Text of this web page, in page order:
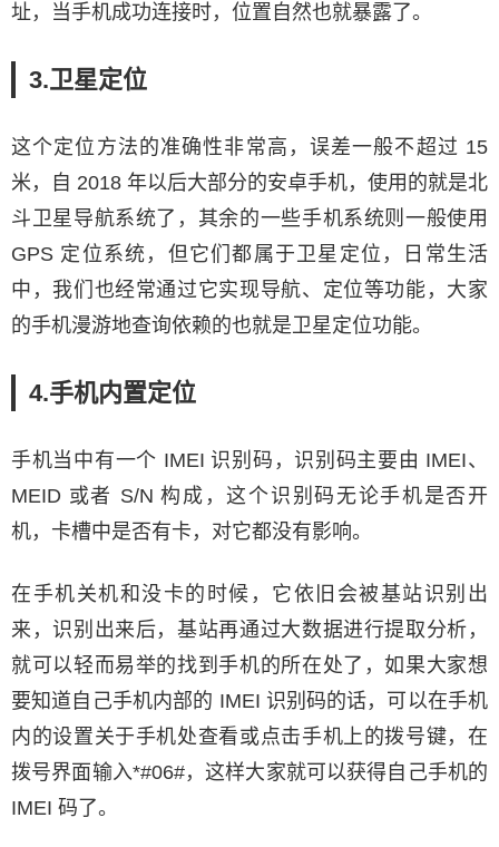
址，当手机成功连接时，位置自然也就暴露了。
3.卫星定位
这个定位方法的准确性非常高，误差一般不超过 15
米，自 2018 年以后大部分的安卓手机，使用的就是北
斗卫星导航系统了，其余的一些手机系统则一般使用
GPS 定位系统，但它们都属于卫星定位，日常生活
中，我们也经常通过它实现导航、定位等功能，大家
的手机漫游地查询依赖的也就是卫星定位功能。
4.手机内置定位
手机当中有一个 IMEI 识别码，识别码主要由 IMEI、
MEID 或者 S/N 构成，这个识别码无论手机是否开
机，卡槽中是否有卡，对它都没有影响。
在手机关机和没卡的时候，它依旧会被基站识别出
来，识别出来后，基站再通过大数据进行提取分析，
就可以轻而易举的找到手机的所在处了，如果大家想
要知道自己手机内部的 IMEI 识别码的话，可以在手机
内的设置关于手机处查看或点击手机上的拨号键，在
拨号界面输入*#06#，这样大家就可以获得自己手机的
IMEI 码了。